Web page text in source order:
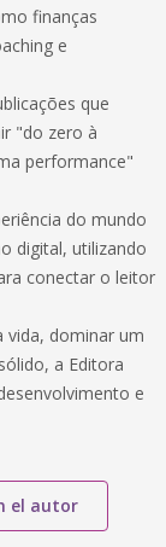
finanças
e
que
"do zero à
performance"
do mundo
digital, utilizando
conectar o leitor
vida, dominar um
a Editora
e
el autor